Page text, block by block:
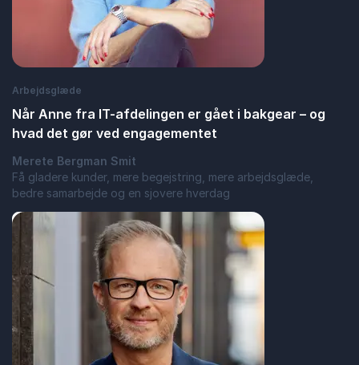
Arbejdsglæde
Når Anne fra IT-afdelingen er gået i bakgear – og
hvad det gør ved engagementet
Merete Bergman Smit
Få gladere kunder, mere begejstring, mere arbejdsglæde,
bedre samarbejde og en sjovere hverdag
Læs blogindlæg: Når Anne fra IT-afdelingen er gået i